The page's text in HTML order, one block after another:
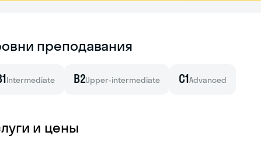
преподавания
Intermediate B2Upper-intermediate C1Advanced
и цены